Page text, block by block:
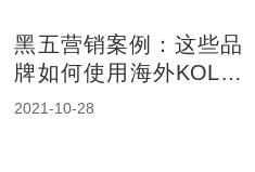
黑五营销案例：这些品
牌如何使用海外KOL营
销实现爆单？
2021-10-28